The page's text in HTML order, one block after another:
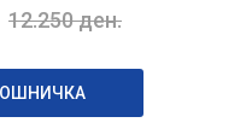
12.250ден.